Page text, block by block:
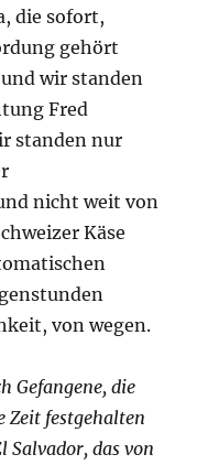
die sofort,
gehört
wir standen
Fred
standen nur
nicht weit von
Käse
von wegen.
Gefangene, die
Zeit festgehalten
Salvador, das von